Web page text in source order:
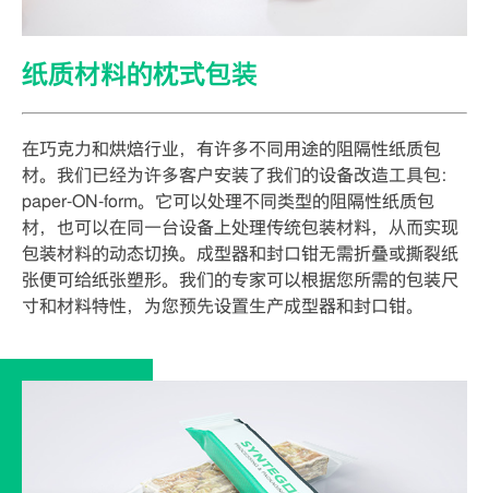
纸质材料的枕式包装
在巧克力和烘焙行业，有许多不同用途的阻隔性纸质包
材。我们已经为许多客户安装了我们的设备改造工具包：
paper-ON-form。它可以处理不同类型的阻隔性纸质包
材，也可以在同一台设备上处理传统包装材料，从而实现
包装材料的动态切换。成型器和封口钳无需折叠或撕裂纸
张便可给纸张塑形。我们的专家可以根据您所需的包装尺
寸和材料特性，为您预先设置生产成型器和封口钳。